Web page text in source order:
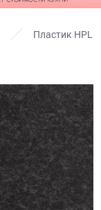
Пластик HPL